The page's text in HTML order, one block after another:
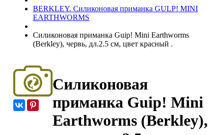
BERKLEY. Силиконовая приманка GULP! MINI
EARTHWORMS
Силиконовая приманка Guip! Mini Earthworms
(Berkley), червь, дл.2.5 см, цвет красный .
Силиконовая
приманка Guip! Mini
Earthworms (Berkley),